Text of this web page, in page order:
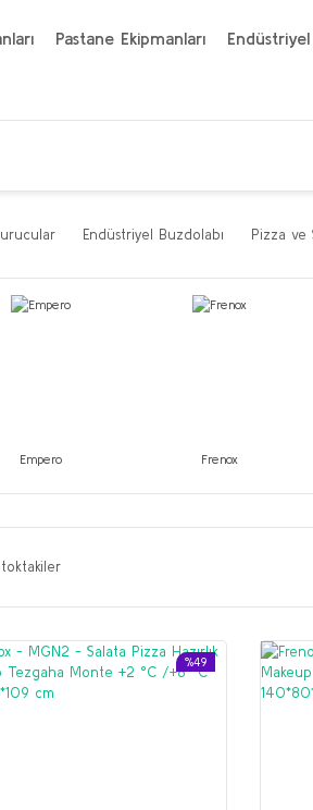
Pastane Ekipmanları Endüstriyel
Endüstriyel Buzdolabı Pizza ve
Empero Frenox
%49